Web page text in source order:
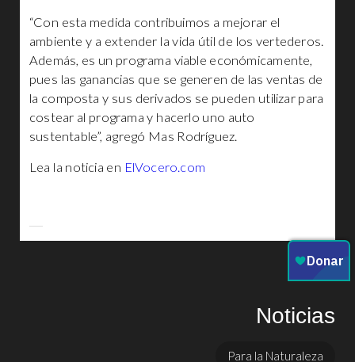
“Con esta medida contribuimos a mejorar el
ambiente y a extender la vida útil de los vertederos.
Además, es un programa viable económicamente,
pues las ganancias que se generen de las ventas de
la composta y sus derivados se pueden utilizar para
costear al programa y hacerlo uno auto
sustentable”, agregó Mas Rodríguez.
Lea la noticia en ElVocero.com
Noticias
Para la Naturaleza